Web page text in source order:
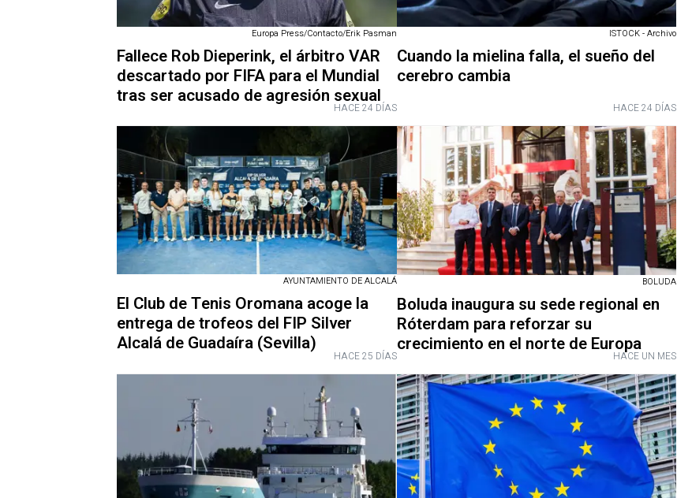
Europa Press/Contacto/Erik Pasman
Fallece Rob Dieperink, el árbitro VAR
descartado por FIFA para el Mundial
tras ser acusado de agresión sexual
HACE 24 DÍAS
ISTOCK - Archivo
Cuando la mielina falla, el sueño del
cerebro cambia
HACE 24 DÍAS
AYUNTAMIENTO DE ALCALÁ
El Club de Tenis Oromana acoge la
entrega de trofeos del FIP Silver
Alcalá de Guadaíra (Sevilla)
HACE 25 DÍAS
BOLUDA
Boluda inaugura su sede regional en
Róterdam para reforzar su
crecimiento en el norte de EuropaHACE UN MES